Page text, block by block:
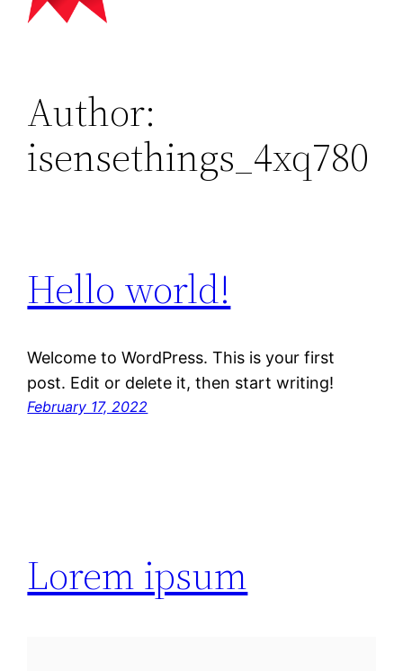
Author:
isensethings_4xq780
Hello world!
Welcome to WordPress. This is your first
post. Edit or delete it, then start writing!
February 17, 2022
Lorem ipsum